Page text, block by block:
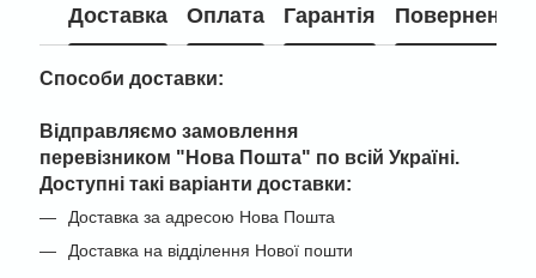
Доставка Оплата Гарантія Повернення
Способи доставки:
Відправляємо замовлення
перевізником "Нова Пошта" по всій Україні.
Доступні такі варіанти доставки:
Доставка за адресою Нова Пошта
Доставка на відділення Нової пошти